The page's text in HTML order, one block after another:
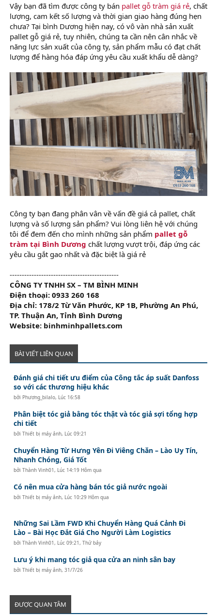
Vậy bạn đã tìm được công ty bán pallet gỗ tràm giá rẻ, chất
lượng, cam kết số lượng và thời gian giao hàng đúng hẹn
chưa? Tại bình Dương hiện nay, có vô vàn nhà sản xuất
pallet gỗ giá rẻ, tuy nhiên, chúng ta cần nên cân nhắc về
năng lực sản xuất của công ty, sản phẩm mẫu có đạt chất
lượng để hàng hóa đáp ứng yêu cầu xuất khẩu dễ dàng?
Công ty bạn đang phân vân về vấn đề giá cả pallet, chất
lượng và số lượng sản phẩm? Vui lòng liên hệ với chúng
tôi để đem đến cho mình những sản phẩm pallet gỗ
tràm tại Bình Dương chất lượng vượt trội, đáp ứng các
yêu cầu gắt gao nhất và đặc biệt là giá rẻ
---------------------------------------------
CÔNG TY TNHH SX – TM BÌNH MINH
Điện thoại: 0933 260 168
Địa chỉ: 178/2 Từ Văn Phước, KP 1B, Phường An Phú,
TP. Thuận An, Tỉnh Bình Dương
Website: binhminhpallets.com
BÀI VIẾT LIÊN QUAN
Đánh giá chi tiết ưu điểm của Công tắc áp suất Danfoss
so với các thương hiệu khác
bởi Phương_bilalo, Lúc 16:58
Phân biệt tóc giả bằng tóc thật và tóc giả sợi tổng hợp
chi tiết
bởiThiết bị máy ảnh, Lúc 09:21
Chuyển Hàng Từ Hưng Yên Đi Viêng Chăn – Lào Uy Tín,
Nhanh Chóng, Giá Tốt
bởiThành Vinh01 , Lúc 14:19 Hôm qua
Có nên mua cửa hàng bán tóc giả nước ngoài
bởiThiết bị máy ảnh, Lúc 10:29 Hôm qua
Những Sai Lầm FWD Khi Chuyển Hàng Quá Cảnh Đi
Lào – Bài Học Đắt Giá Cho Người Làm Logistics
bởiThành Vinh01 , Lúc 09:21, Thứ bảy
Lưu ý khi mang tóc giả qua cửa an ninh sân bay
bởiThiết bị máy ảnh,31/7/26
ĐƯỢC QUAN TÂM